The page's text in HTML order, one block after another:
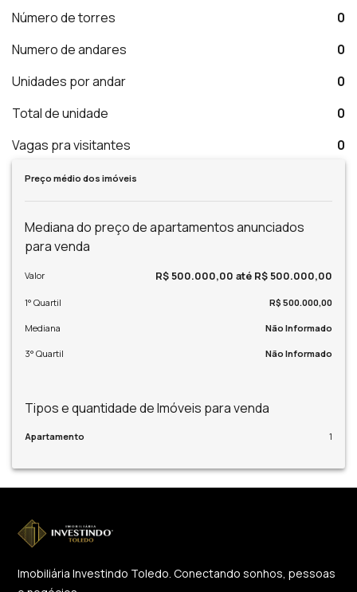
Número de torres
0
Numero de andares
0
Unidades por andar
0
Total de unidade
0
Vagas pra visitantes
0
Preço médio dos imóveis
Mediana do preço de apartamentos anunciados
para venda
Valor R$ 500.000,00 até R$ 500.000,00
1° Quartil R$ 500.000,00
Mediana Não Informado
3° Quartil Não Informado
Tipos e quantidade de Imóveis para venda
Apartamento 1
Imobiliária Investindo Toledo. Conectando sonhos, pessoas